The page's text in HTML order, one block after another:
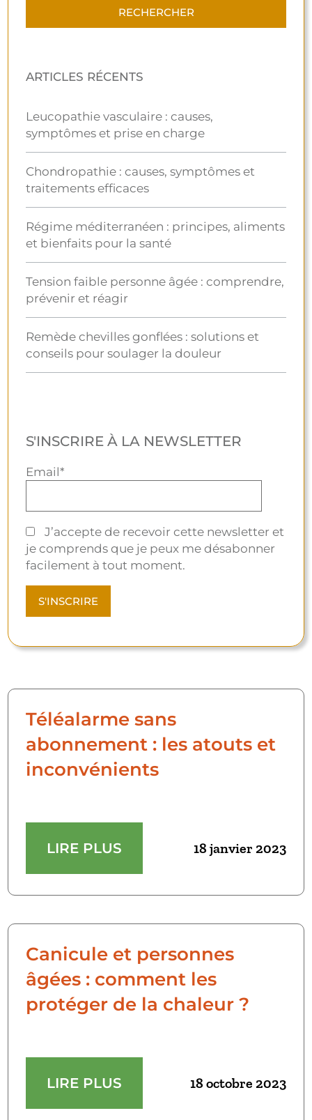
ARTICLES RÉCENTS
Leucopathie vasculaire : causes,
symptômes et prise en charge
Chondropathie : causes, symptômes et
traitements efficaces
Régime méditerranéen : principes, aliments
et bienfaits pour la santé
Tension faible personne âgée : comprendre,
prévenir et réagir
Remède chevilles gonflées : solutions et
conseils pour soulager la douleur
S'INSCRIRE À LA NEWSLETTER
Email*
J’accepte de recevoir cette newsletter et
je comprends que je peux me désabonner
facilement à tout moment.
Téléalarme sans
abonnement : les atouts et
inconvénients
LIRE PLUS 18 janvier 2023
Canicule et personnes
âgées : comment les
protéger de la chaleur ?
LIRE PLUS 18 octobre 2023